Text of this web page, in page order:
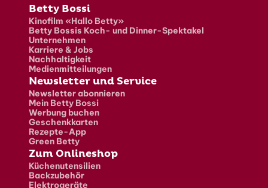
Fusszeile
Betty Bossi
Kinofilm «Hallo Betty»
Betty Bossis Koch- und Dinner-Spektakel
Unternehmen
Karriere & Jobs
Nachhaltigkeit
Medienmitteilungen
Newsletter und Service
Newsletter abonnieren
Mein Betty Bossi
Werbung buchen
Geschenkkarten
Rezepte-App
Green Betty
Zum Onlineshop
Küchenutensilien
Backzubehör
Elektrogeräte